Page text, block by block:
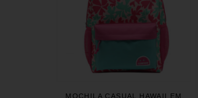
MOCHILA CASUAL HAWAII EM